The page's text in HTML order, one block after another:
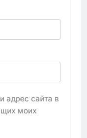
адрес сайта в
моих